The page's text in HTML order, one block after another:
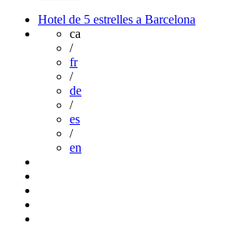
Hotel de 5 estrelles a Barcelona
ca
/
fr
/
de
/
es
/
en